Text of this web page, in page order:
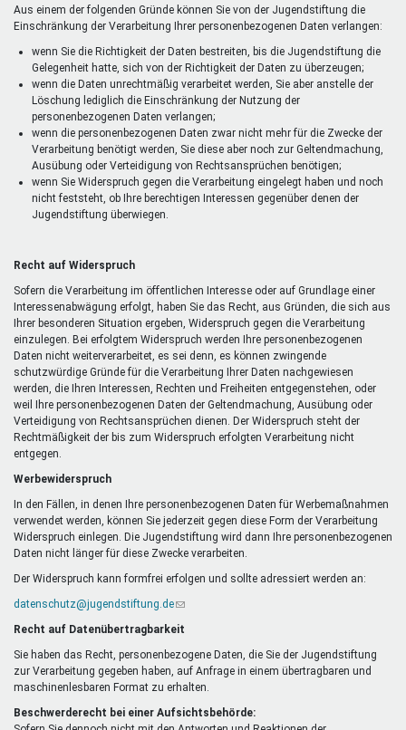
Aus einem der folgenden Gründe können Sie von der Jugendstiftung die
Einschränkung der Verarbeitung Ihrer personenbezogenen Daten verlangen:
wenn Sie die Richtigkeit der Daten bestreiten, bis die Jugendstiftung die
Gelegenheit hatte, sich von der Richtigkeit der Daten zu überzeugen;
wenn die Daten unrechtmäßig verarbeitet werden, Sie aber anstelle der
Löschung lediglich die Einschränkung der Nutzung der
personenbezogenen Daten verlangen;
wenn die personenbezogenen Daten zwar nicht mehr für die Zwecke der
Verarbeitung benötigt werden, Sie diese aber noch zur Geltendmachung,
Ausübung oder Verteidigung von Rechtsansprüchen benötigen;
wenn Sie Widerspruch gegen die Verarbeitung eingelegt haben und noch
nicht feststeht, ob Ihre berechtigen Interessen gegenüber denen der
Jugendstiftung überwiegen.
Recht auf Widerspruch
Sofern die Verarbeitung im öffentlichen Interesse oder auf Grundlage einer
Interessenabwägung erfolgt, haben Sie das Recht, aus Gründen, die sich aus
Ihrer besonderen Situation ergeben, Widerspruch gegen die Verarbeitung
einzulegen. Bei erfolgtem Widerspruch werden Ihre personenbezogenen
Daten nicht weiterverarbeitet, es sei denn, es können zwingende
schutzwürdige Gründe für die Verarbeitung Ihrer Daten nachgewiesen
werden, die Ihren Interessen, Rechten und Freiheiten entgegenstehen, oder
weil Ihre personenbezogenen Daten der Geltendmachung, Ausübung oder
Verteidigung von Rechtsansprüchen dienen. Der Widerspruch steht der
Rechtmäßigkeit der bis zum Widerspruch erfolgten Verarbeitung nicht
entgegen.
Werbewiderspruch
In den Fällen, in denen Ihre personenbezogenen Daten für Werbemaßnahmen
verwendet werden, können Sie jederzeit gegen diese Form der Verarbeitung
Widerspruch einlegen. Die Jugendstiftung wird dann Ihre personenbezogenen
Daten nicht länger für diese Zwecke verarbeiten.
Der Widerspruch kann formfrei erfolgen und sollte adressiert werden an:
datenschutz@jugendstiftung.de(Link
E-
Mail)
Recht auf Datenübertragbarkeit
Sie haben das Recht, personenbezogene Daten, die Sie der Jugendstiftung
zur Verarbeitung gegeben haben, auf Anfrage in einem übertragbaren und
maschinenlesbaren Format zu erhalten.
Beschwerderecht bei einer Aufsichtsbehörde: